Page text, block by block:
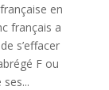
en
français a
s’effacer
F ou